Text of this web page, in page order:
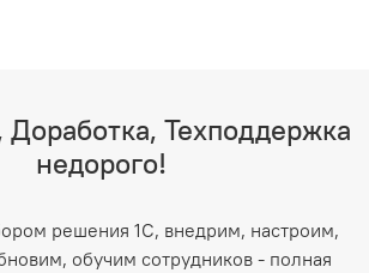
Техподдержка
недорого!
решения 1С, внедрим, настроим,
обучим сотрудников - полная